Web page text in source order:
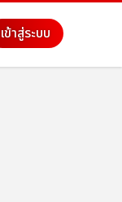
เข้าสู่ระบบ